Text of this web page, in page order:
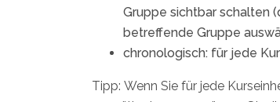
Gruppe sichtbar schalten
betreffende Gruppe
chronologisch: für jede
Tipp: Wenn Sie für jede